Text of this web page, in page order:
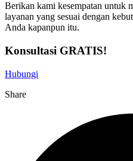
Berikan kami kesempatan untuk
layanan yang sesuai dengan
Anda kapanpun itu.
Konsultasi GRATIS!
Hubungi
Share